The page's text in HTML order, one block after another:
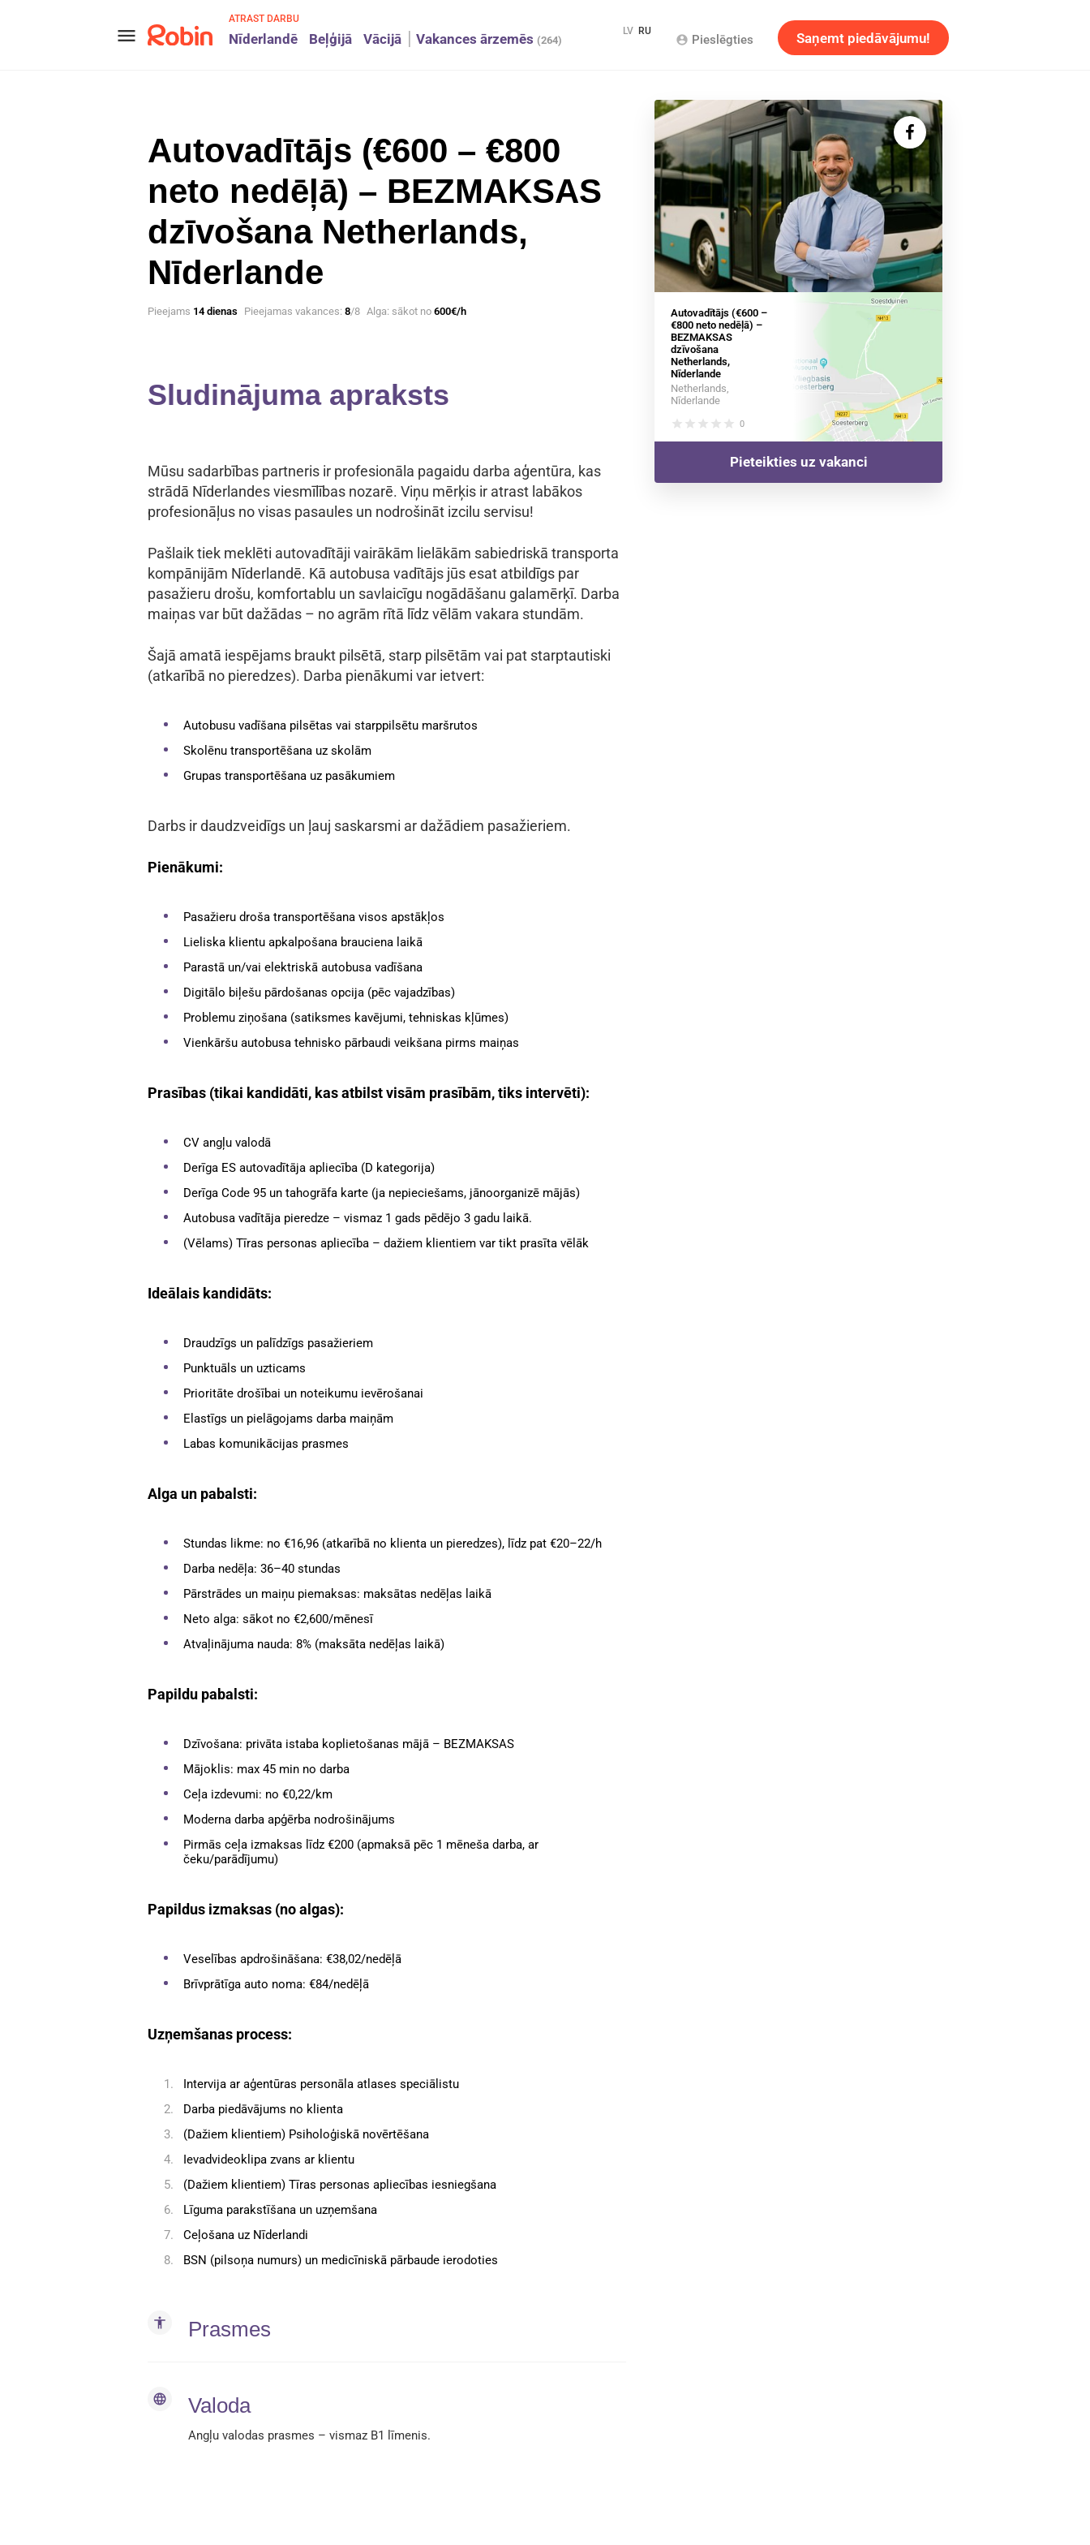
menu
ATRAST DARBU
Nīderlandē Beļģijā Vācijā Vakances ārzemēs (264) Saņemt piedāvājumu!
account_circle Pieslēgties
LV RU
Autovadītājs (€600 – €800
neto nedēļā) – BEZMAKSAS
dzīvošana Netherlands,
Nīderlande
Pieejams 14 dienas Pieejamas vakances: 8/8 Alga: sākot no 600€/h
Sludinājuma apraksts
Mūsu sadarbības partneris ir profesionāla pagaidu darba aģentūra, kas
strādā Nīderlandes viesmīlības nozarē. Viņu mērķis ir atrast labākos
profesionāļus no visas pasaules un nodrošināt izcilu servisu!
Pašlaik tiek meklēti autovadītāji vairākām lielākām sabiedriskā transporta
kompānijām Nīderlandē. Kā autobusa vadītājs jūs esat atbildīgs par
pasažieru drošu, komfortablu un savlaicīgu nogādāšanu galamērķī. Darba
maiņas var būt dažādas – no agrām rītā līdz vēlām vakara stundām.
Šajā amatā iespējams braukt pilsētā, starp pilsētām vai pat starptautiski
(atkarībā no pieredzes). Darba pienākumi var ietvert:
Autobusu vadīšana pilsētas vai starppilsētu maršrutos
Skolēnu transportēšana uz skolām
Grupas transportēšana uz pasākumiem
Darbs ir daudzveidīgs un ļauj saskarsmi ar dažādiem pasažieriem.
Pienākumi:
Pasažieru droša transportēšana visos apstākļos
Lieliska klientu apkalpošana brauciena laikā
Parastā un/vai elektriskā autobusa vadīšana
Digitālo biļešu pārdošanas opcija (pēc vajadzības)
Problemu ziņošana (satiksmes kavējumi, tehniskas kļūmes)
Vienkāršu autobusa tehnisko pārbaudi veikšana pirms maiņas
Prasības (tikai kandidāti, kas atbilst visām prasībām, tiks intervēti):
CV angļu valodā
Derīga ES autovadītāja apliecība (D kategorija)
Derīga Code 95 un tahogrāfa karte (ja nepieciešams, jānoorganizē mājās)
Autobusa vadītāja pieredze – vismaz 1 gads pēdējo 3 gadu laikā.
(Vēlams) Tīras personas apliecība – dažiem klientiem var tikt prasīta vēlāk
Ideālais kandidāts:
Draudzīgs un palīdzīgs pasažieriem
Punktuāls un uzticams
Prioritāte drošībai un noteikumu ievērošanai
Elastīgs un pielāgojams darba maiņām
Labas komunikācijas prasmes
Alga un pabalsti:
Stundas likme: no €16,96 (atkarībā no klienta un pieredzes), līdz pat €20–22/h
Darba nedēļa: 36–40 stundas
Pārstrādes un maiņu piemaksas: maksātas nedēļas laikā
Neto alga: sākot no €2,600/mēnesī
Atvaļinājuma nauda: 8% (maksāta nedēļas laikā)
Papildu pabalsti:
Dzīvošana: privāta istaba koplietošanas mājā – BEZMAKSAS
Mājoklis: max 45 min no darba
Ceļa izdevumi: no €0,22/km
Moderna darba apģērba nodrošinājums
Pirmās ceļa izmaksas līdz €200 (apmaksā pēc 1 mēneša darba, ar
čeku/parādījumu)
Papildus izmaksas (no algas):
Veselības apdrošināšana: €38,02/nedēļā
Brīvprātīga auto noma: €84/nedēļā
Uzņemšanas process:
Intervija ar aģentūras personāla atlases speciālistu
Darba piedāvājums no klienta
(Dažiem klientiem) Psiholoģiskā novērtēšana
Ievadvideoklipa zvans ar klientu
(Dažiem klientiem) Tīras personas apliecības iesniegšana
Līguma parakstīšana un uzņemšana
Ceļošana uz Nīderlandi
BSN (pilsoņa numurs) un medicīniskā pārbaude ierodoties
accessibility Prasmes
language Valoda
Angļu valodas prasmes – vismaz B1 līmenis.
Autovadītājs (€600 –
€800 neto nedēļā) –
BEZMAKSAS
dzīvošana
Netherlands,
Nīderlande
Netherlands,
Nīderlande
star star star star star 0
Pieteikties uz vakanci